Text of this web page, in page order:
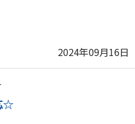
2024年09月16日
☆